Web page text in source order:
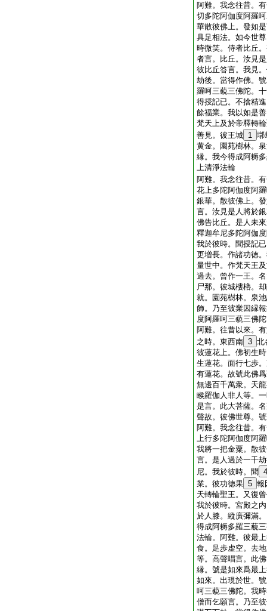
阿難。我念往昔。
切多陀阿伽度阿羅
華散彼佛上。發如
具足相法。如今世
時微笑。侍者比丘
者言。比丘。汝見
彼比丘答言。我見
劫後。當得作佛。
羅呵三藐三佛陀。
得授記已。不捨精
餘福業。我以如是
梵天上及於帝釋轉
善見。彼王城 1 墎
黄金。園苑樹林。
縁。我今得成阿耨
上清淨法輪
阿難。我念往昔。
花上多陀阿伽度阿
銀華。散彼佛上。
言。汝見是人將於
佛告比丘。是人未
釋迦牟尼多陀阿伽
我於彼時。聞授記
更増長。作諸功徳
量世中。作梵天王
過去。曾作一王。
尸那。彼城樓櫓。
就。園苑樹林。泉
飾。乃至彼業因縁
度阿羅呵三藐三佛
阿難。往昔以來。
之時。東西南 3 北
彼蓮花上。佛初生
生蓮花。面行七歩
有蓮花。故號此佛
無邊百千萬衆。天
睺羅伽人非人等。
是言。此大菩薩。
聲故。彼佛世尊。
阿難。我念往昔。
上行多陀阿伽度阿
我將一把金粟。散
言。是人過於一千
尼。我於彼時。聞 4
業。彼功徳果 5 報
天轉輪聖王。又復
我於彼時。宮殿之
於人膝。縱廣彌滿
得成阿耨多羅三藐
法輪。阿難。彼最
食。足歩虚空。去
等。高聲唱言。此
縁。號是如來爲最
如來。出現於世。
呵三藐三佛陀。我
僧而乞願言。乃至